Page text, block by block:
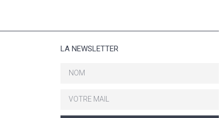
LA NEWSLETTER